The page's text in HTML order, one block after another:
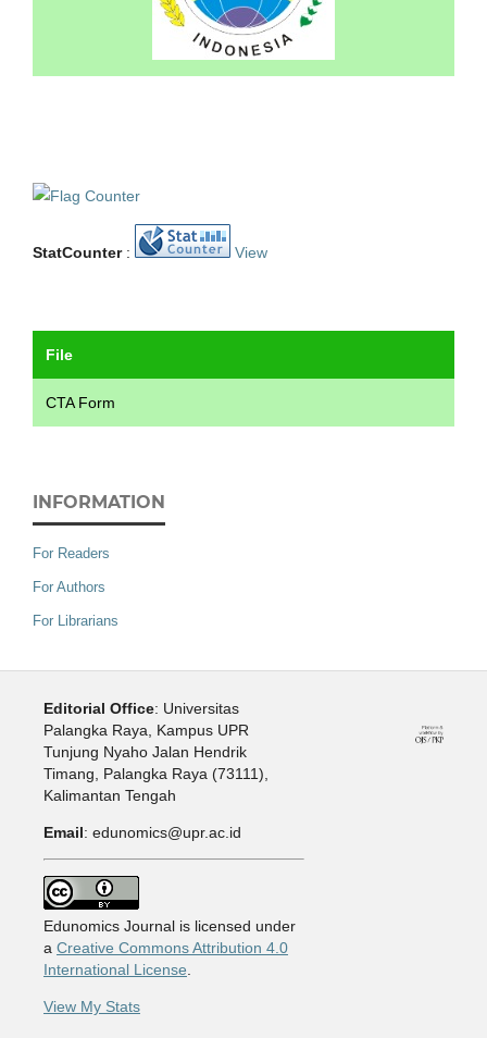
StatCounter: View
File
CTA Form
INFORMATION
For Readers
For Authors
For Librarians
Editorial Office: Universitas
Palangka Raya, Kampus UPR
Tunjung Nyaho Jalan Hendrik
Timang, Palangka Raya (73111),
Kalimantan Tengah
Email: edunomics@upr.ac.id
Edunomics Journal is licensed under
a Creative Commons Attribution 4.0
International License.
View My Stats